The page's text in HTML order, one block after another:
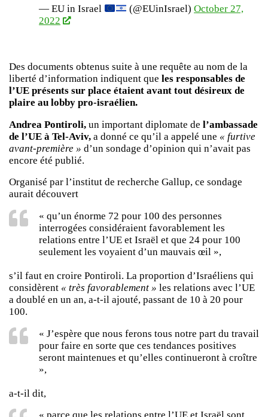
— EU in Israel (@EUinIsrael)October 27,
2022
Des documents obtenus suite à une requête au nom de la
liberté d’information indiquent que les responsables de
l’UE présents sur place étaient avant tout désireux de
plaire au lobby pro-israélien.
Andrea Pontiroli, un important diplomate de l’ambassade
de l’UE à Tel-Aviv, a donné ce qu’il a appelé une « furtive
avant-première » d’un sondage d’opinion qui n’avait pas
encore été publié.
Organisé par l’institut de recherche Gallup, ce sondage
aurait découvert
« qu’un énorme 72 pour 100 des personnes
interrogées considéraient favorablement les
relations entre l’UE et Israël et que 24 pour 100
seulement les voyaient d’un mauvais œil »,
s’il faut en croire Pontiroli. La proportion d’Israéliens qui
considèrent « très favorablement » les relations avec l’UE
a doublé en un an, a-t-il ajouté, passant de 10 à 20 pour
100.
« J’espère que nous ferons tous notre part du travail
pour faire en sorte que ces tendances positives
seront maintenues et qu’elles continueront à croître
»,
a-t-il dit,